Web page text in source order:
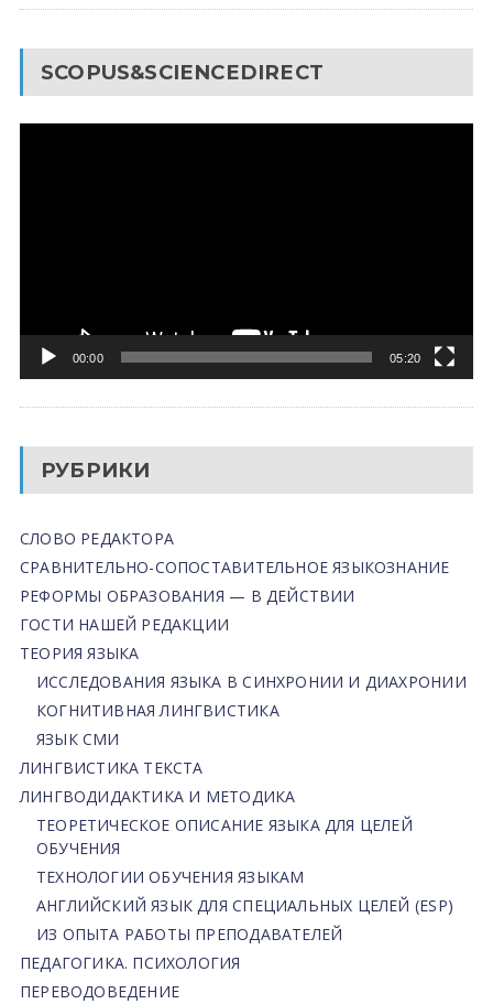
SCOPUS&SCIENCEDIRECT
00:00 05:20
РУБРИКИ
СЛОВО РЕДАКТОРА
СРАВНИТЕЛЬНО-СОПОСТАВИТЕЛЬНОЕ ЯЗЫКОЗНАНИЕ
РЕФОРМЫ ОБРАЗОВАНИЯ — В ДЕЙСТВИИ
ГОСТИ НАШЕЙ РЕДАКЦИИ
ТЕОРИЯ ЯЗЫКА
ИССЛЕДОВАНИЯ ЯЗЫКА В СИНХРОНИИ И ДИАХРОНИИ
КОГНИТИВНАЯ ЛИНГВИСТИКА
ЯЗЫК СМИ
ЛИНГВИСТИКА ТЕКСТА
ЛИНГВОДИДАКТИКА И МЕТОДИКА
ТЕОРЕТИЧЕСКОЕ ОПИСАНИЕ ЯЗЫКА ДЛЯ ЦЕЛЕЙ
ОБУЧЕНИЯ
ТЕХНОЛОГИИ ОБУЧЕНИЯ ЯЗЫКАМ
АНГЛИЙСКИЙ ЯЗЫК ДЛЯ СПЕЦИАЛЬНЫХ ЦЕЛЕЙ (ESP)
ИЗ ОПЫТА РАБОТЫ ПРЕПОДАВАТЕЛЕЙ
ПЕДАГОГИКА. ПСИХОЛОГИЯ
ПЕРЕВОДОВЕДЕНИЕ